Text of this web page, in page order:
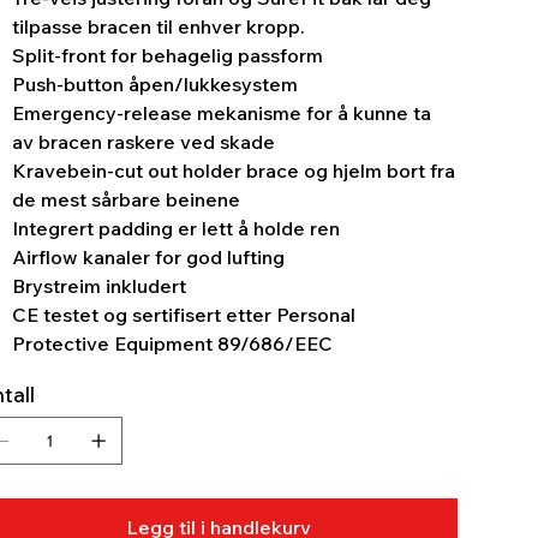
tilpasse bracen til enhver kropp.
Split-front for behagelig passform
Push-button åpen/lukkesystem
Emergency-release mekanisme for å kunne ta
av bracen raskere ved skade
Kravebein-cut out holder brace og hjelm bort fra
de mest sårbare beinene
Integrert padding er lett å holde ren
Airflow kanaler for god lufting
Brystreim inkludert
CE testet og sertifisert etter Personal
Protective Equipment 89/686/EEC
Legg til i handlekurv